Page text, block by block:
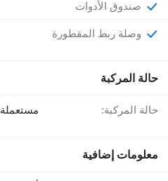
صندوق الأدوات
وصلة ربط المقطورة
حالة المركبة
حالة المركبة: مستعملة
معلومات إضافية